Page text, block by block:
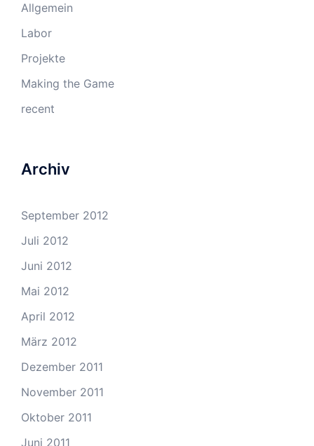
Allgemein
Labor
Projekte
Making the Game
recent
Archiv
September 2012
Juli 2012
Juni 2012
Mai 2012
April 2012
März 2012
Dezember 2011
November 2011
Oktober 2011
Juni 2011